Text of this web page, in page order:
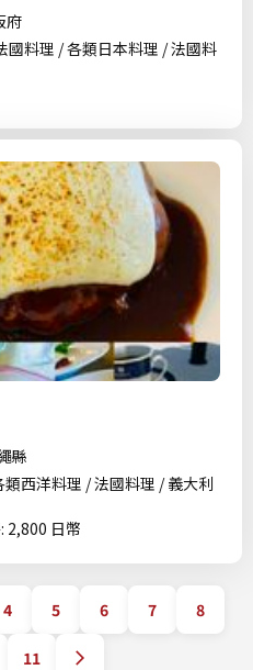
府
國料理 / 各類日本料理 / 法國料
縣
西洋料理 / 法國料理 / 義大利
2,800 日幣
4 5 6 7 8
11